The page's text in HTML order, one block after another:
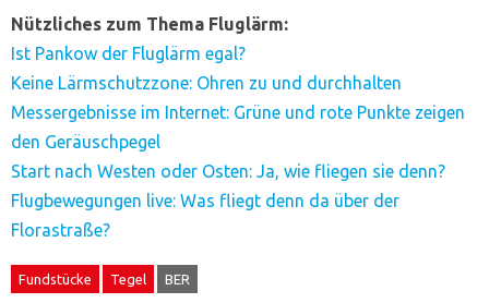
Nützliches zum Thema Fluglärm:
Ist Pankow der Fluglärm egal?
Keine Lärmschutzzone: Ohren zu und durchhalten
Messergebnisse im Internet: Grüne und rote Punkte zeigen
den Geräuschpegel
Start nach Westen oder Osten: Ja, wie fliegen sie denn?
Flugbewegungen live: Was fliegt denn da über der
Florastraße?
Fundstücke Tegel BER